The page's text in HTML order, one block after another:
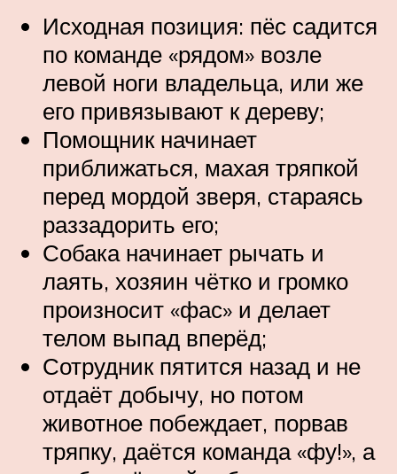
Исходная позиция: пёс садится
по команде «рядом» возле
левой ноги владельца, или же
его привязывают к дереву;
Помощник начинает
приближаться, махая тряпкой
перед мордой зверя, стараясь
раззадорить его;
Собака начинает рычать и
лаять, хозяин чётко и громко
произносит «фас» и делает
телом выпад вперёд;
Сотрудник пятится назад и не
отдаёт добычу, но потом
животное побеждает, порвав
тряпку, даётся команда «фу!», а